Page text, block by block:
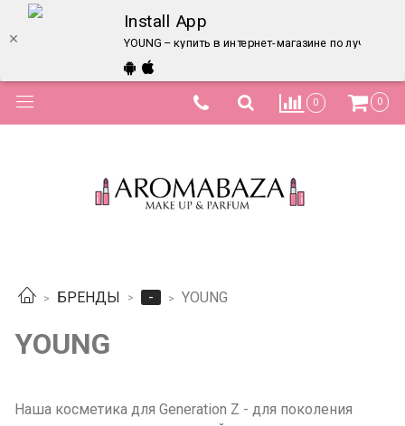
Install App
YOUNG – купить в интернет-магазине по лучшей
0 0
БРЕНДЫ - YOUNG
YOUNG
Наша косметика для Generation Z - для поколения